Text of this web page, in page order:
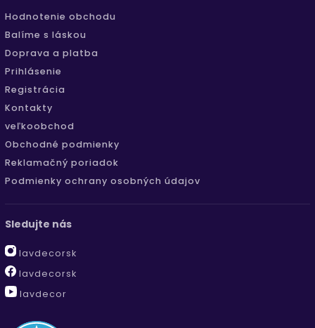
Hodnotenie obchodu
Balíme s láskou
Doprava a platba
Prihlásenie
Registrácia
Kontakty
veľkoobchod
Obchodné podmienky
Reklamačný poriadok
Podmienky ochrany osobných údajov
Sledujte nás
lavdecorsk
lavdecorsk
lavdecor